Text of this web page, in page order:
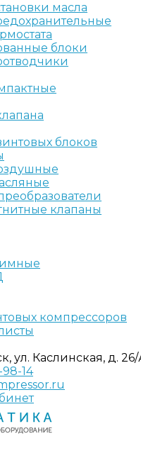
масла
блоки
блоков
клапаны
компрессоров
ул. Каслинская, д.
98-14